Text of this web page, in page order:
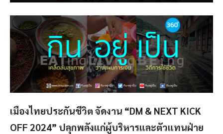
เมืองไทยประกันชีวิต จัดงาน “DM & NEXT KICK
OFF 2024” ปลุกพลังแก่ผู้บริหารและตัวแทนฝ่าย